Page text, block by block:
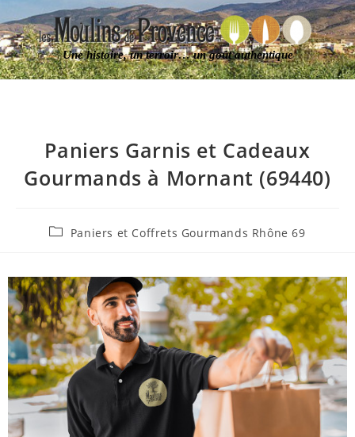
Une histoire, un terroir… un goût authentique
Paniers Garnis et Cadeaux
Gourmands à Mornant (69440)
Paniers et Coffrets Gourmands Rhône 69